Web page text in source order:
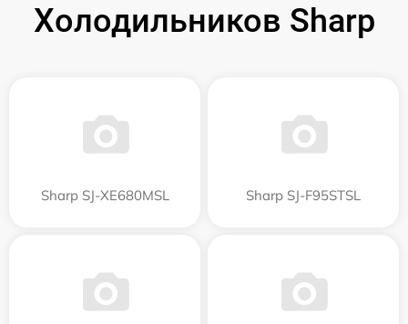
Холодильников Sharp
Sharp SJ-XE680MSL Sharp SJ-F95STSL